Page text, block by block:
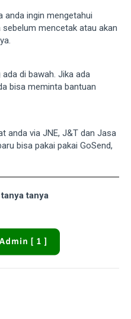
anda ingin mengetahui
mencetak atau akan
di bawah. Jika ada
bisa meminta bantuan
anda via JNE, J&T dan Jasa
bisa pakai pakai GoSend,
tanya